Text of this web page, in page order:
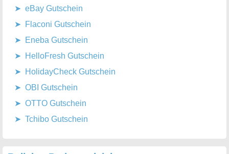
eBay Gutschein
Flaconi Gutschein
Eneba Gutschein
HelloFresh Gutschein
HolidayCheck Gutschein
OBI Gutschein
OTTO Gutschein
Tchibo Gutschein